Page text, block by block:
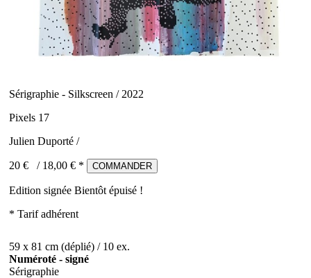
Sérigraphie - Silkscreen / 2022
Pixels 17
Julien Duporté /
20 € / 18,00 € * COMMANDER
Edition signée Bientôt épuisé !
* Tarif adhérent
59 x 81 cm (déplié) / 10 ex.
Numéroté - signé
Sérigraphie